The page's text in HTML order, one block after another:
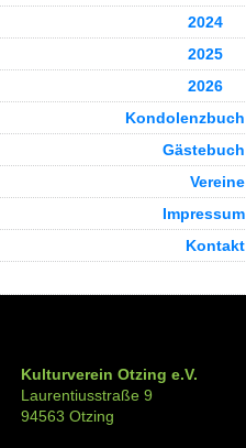
2024
2025
2026
Kondolenzbuch
Gästebuch
Vereine
Impressum
Kontakt
Kulturverein Otzing e.V.
Laurentiusstraße 9
94563 Otzing